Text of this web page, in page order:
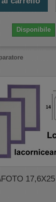
Disponibile